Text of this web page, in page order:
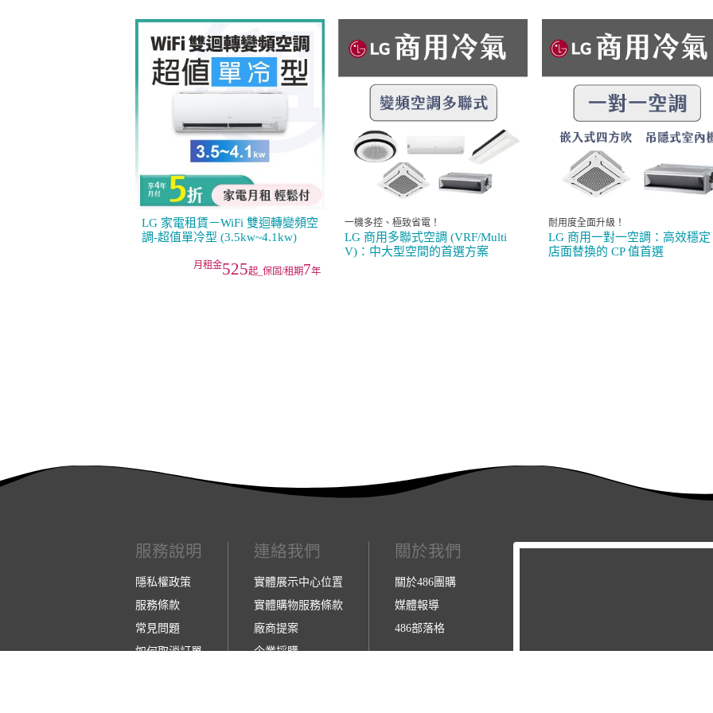
LG 家電租賃－WiFi 雙迴轉變頻空
調-超值單冷型 (3.5kw~4.1kw)
525起_保固/租期7年
一機多控、極致省電！
LG 商用多聯式空調 (VRF/Multi
V)：中大型空間的首選方案
耐用度全面升級！
LG 商用一對一空調：高效穩定
店面替換的 CP 值首選
服務說明
隱私權政策
服務條款
常見問題
如何取消訂單
連絡我們
實體展示中心位置
實體購物服務條款
廠商提案
企業採購
關於我們
關於486團購
媒體報導
486部落格